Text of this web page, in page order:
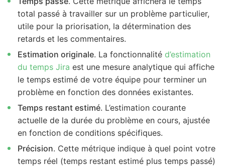
total passé à travailler sur un problème particulier,
utile pour la priorisation, la détermination des
retards et les commentaires.
Estimation originale. La fonctionnalité d’estimation
du temps Jira est une mesure analytique qui affiche
le temps estimé de votre équipe pour terminer un
problème en fonction des données existantes.
Temps restant estimé. L’estimation courante
actuelle de la durée du problème en cours, ajustée
en fonction de conditions spécifiques.
Précision. Cette métrique indique à quel point votre
temps réel (temps restant estimé plus temps passé)